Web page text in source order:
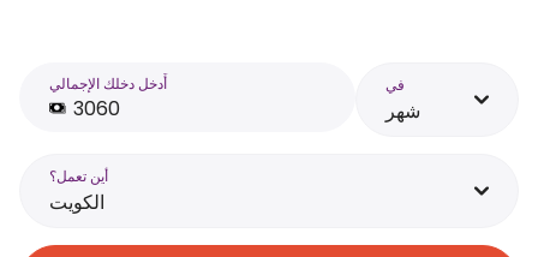
أَدخل دخلك الإجمالي في
شهر
أين تعمل؟
الكويت